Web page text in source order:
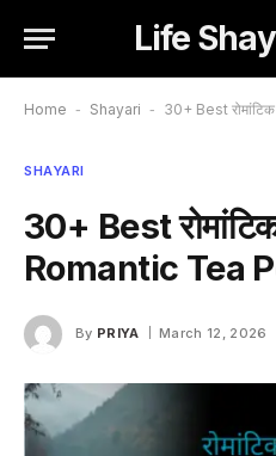
Life
Home - Shayari - 30+ Best
SHAYARI
30+ Best रोमांटिक
Romantic Tea
By PRIYA March 12, 2026